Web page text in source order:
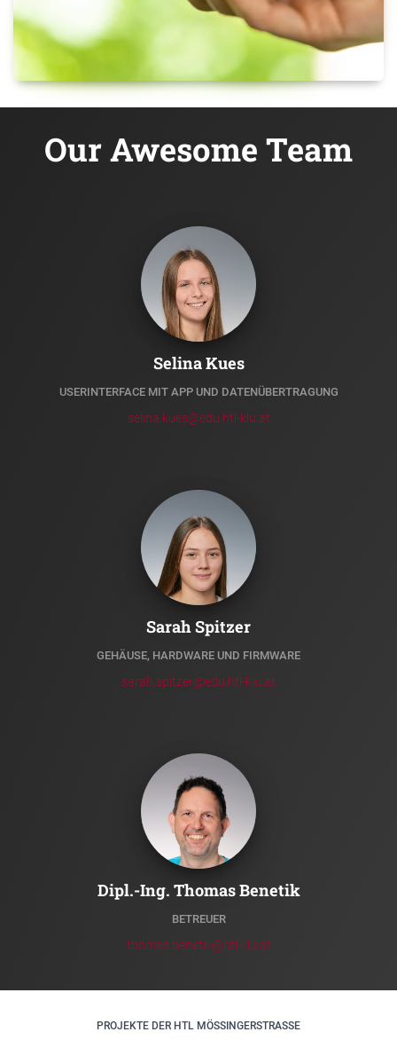
Our Awesome Team
Selina Kues
USERINTERFACE MIT APP UND DATENÜBERTRAGUNG
selina.kues@edu.htl-klu.at
Sarah Spitzer
GEHÄUSE, HARDWARE UND FIRMWARE
sarah.spitzer@edu.htl-klu.at
Dipl.-Ing. Thomas Benetik
BETREUER
thomas.benetik@htl-klu.at
PROJEKTE DER HTL MÖSSINGERSTRASSE